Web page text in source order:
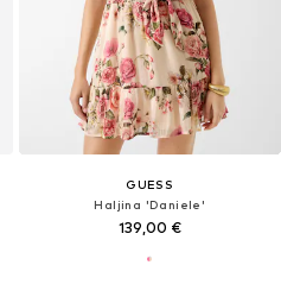
GUESS
Haljina 'Daniele'
139,00 €